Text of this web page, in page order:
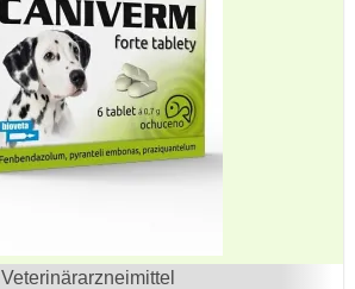
Veterinärarzneimittel